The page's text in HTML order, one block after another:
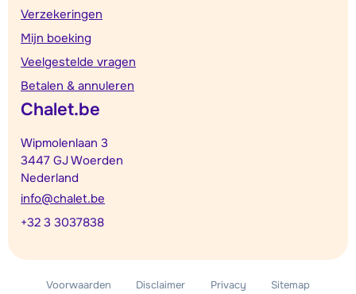
Verzekeringen
Mijn boeking
Veelgestelde vragen
Betalen & annuleren
Chalet.be
Wipmolenlaan 3
3447 GJ Woerden
Nederland
info@chalet.be
+32 3 3037838
Voorwaarden Disclaimer Privacy Sitemap